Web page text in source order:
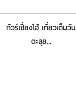
ทัวร์เซี่ยงไฮ้ เที่ยวเต็มวัน
ตะลุย...